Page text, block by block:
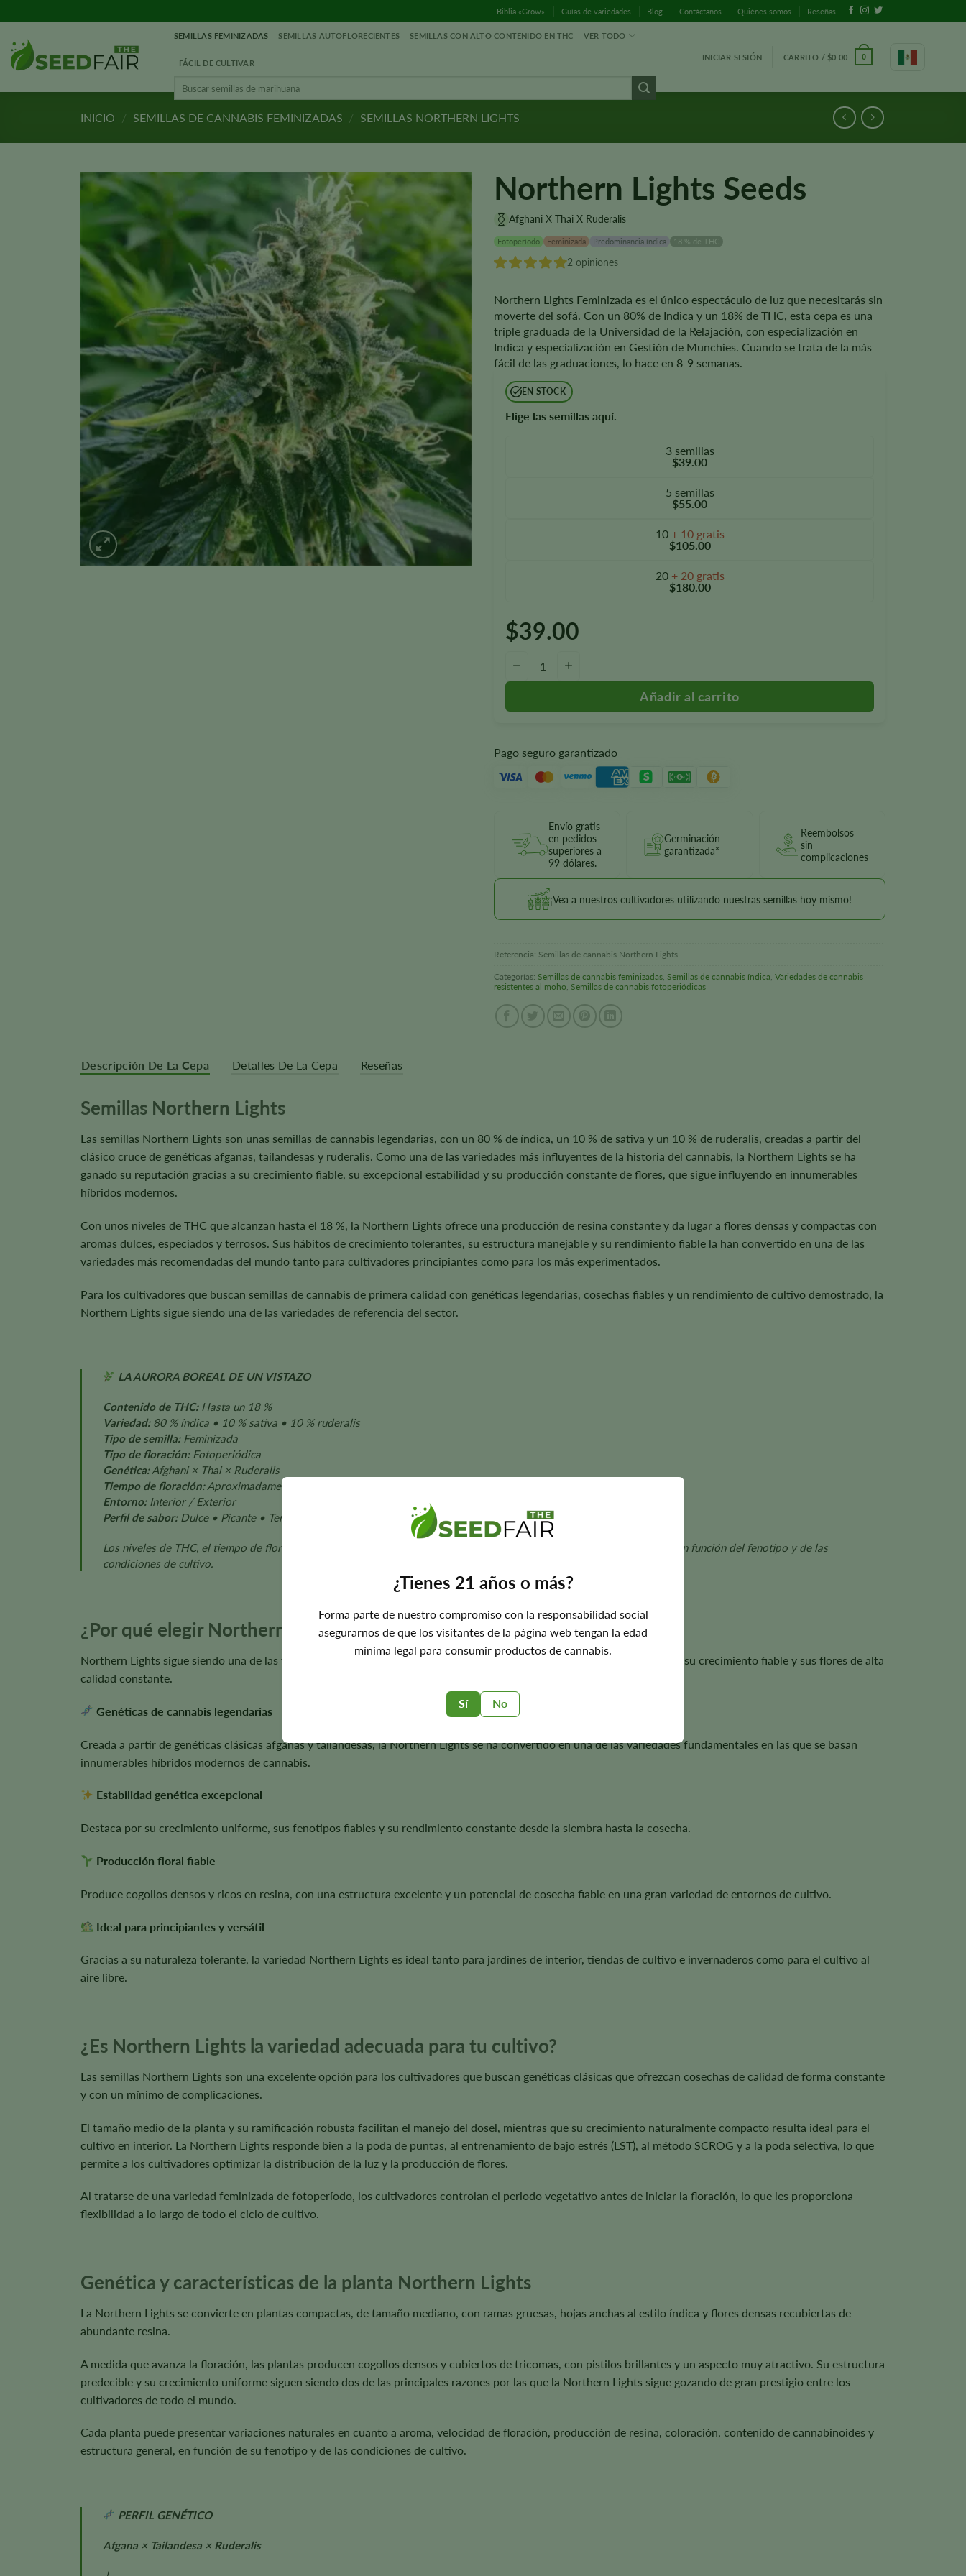
¿Tienes 21 años o más?
Forma parte de nuestro compromiso con la responsabilidad social
asegurarnos de que los visitantes de la página web tengan la edad
mínima legal para consumir productos de cannabis.
Sí No
al
contenido
Biblia «Grow» Guías de variedades Blog Contáctanos Quiénes somos Reseñas
SEMILLAS FEMINIZADAS SEMILLAS AUTOFLORECIENTES SEMILLAS CON ALTO CONTENIDO EN THC VER TODO
FÁCIL DE CULTIVAR
Buscar:
INICIAR SESIÓN CARRITO / $0.00 0
INICIO / SEMILLAS DE CANNABIS FEMINIZADAS / SEMILLAS NORTHERN LIGHTS
Northern Lights Seeds
Afghani X Thai X Ruderalis
Fotoperíodo Feminizada Predominancia índica 18 % de THC
2 opiniones
Northern Lights Feminizada es el único espectáculo de luz que necesitarás sin
moverte del sofá. Con un 80% de Indica y un 18% de THC, esta cepa es una
triple graduada de la Universidad de la Relajación, con especialización en
Indica y especialización en Gestión de Munchies. Cuando se trata de la más
fácil de las graduaciones, lo hace en 8-9 semanas.
EN STOCK
Elige las semillas aquí.
3 semillas
$39.00
5 semillas
$55.00
10 + 10 gratis
$105.00
20 + 20 gratis
$180.00
$39.00
—
Pago seguro garantizado
Envío gratis
en pedidos
superiores a
99 dólares.
Germinación
garantizada*
Reembolsos
sin
complicaciones
¡Vea a nuestros cultivadores utilizando nuestras semillas hoy mismo!
Referencia: Semillas de cannabis Northern Lights
Categorías: Semillas de cannabis feminizadas, Semillas de cannabis índica, Variedades de cannabis
resistentes al moho, Semillas de cannabis fotoperiódicas
Descripción De La Cepa Detalles De La Cepa Reseñas
Semillas Northern Lights
Las semillas Northern Lights son unas semillas de cannabis legendarias, con un 80 % de índica, un 10 % de sativa y un 10 % de ruderalis, creadas a partir del
clásico cruce de genéticas afganas, tailandesas y ruderalis. Como una de las variedades más influyentes de la historia del cannabis, la Northern Lights se ha
ganado su reputación gracias a su crecimiento fiable, su excepcional estabilidad y su producción constante de flores, que sigue influyendo en innumerables
híbridos modernos.
Con unos niveles de THC que alcanzan hasta el 18 %, la Northern Lights ofrece una producción de resina constante y da lugar a flores densas y compactas con
aromas dulces, especiados y terrosos. Sus hábitos de crecimiento tolerantes, su estructura manejable y su rendimiento fiable la han convertido en una de las
variedades más recomendadas del mundo tanto para cultivadores principiantes como para los más experimentados.
Para los cultivadores que buscan semillas de cannabis de primera calidad con genéticas legendarias, cosechas fiables y un rendimiento de cultivo demostrado, la
Northern Lights sigue siendo una de las variedades de referencia del sector.
LA AURORA BOREAL DE UN VISTAZO
Contenido de THC:Hasta un 18 %
Variedad:80 % índica • 10 % sativa • 10 % ruderalis
Tipo de semilla:Feminizada
Tipo de floración:Fotoperiódica
Genética:Afghani × Thai × Ruderalis
Tiempo de floración:Aproximadamente 8-9 semanas
Entorno:Interior / Exterior
Perfil de sabor:Dulce • Picante • Terroso
Los niveles de THC, el tiempo de floración, el aroma, el sabor, el tamaño de la planta y los rendimientos pueden variar en función del fenotipo y de las
condiciones de cultivo.
¿Por qué elegir Northern Lights Seeds?
Northern Lights sigue siendo una de las variedades más respetadas del sector del cannabis gracias a su genética estable, su crecimiento fiable y sus flores de alta
calidad constante.
Genéticas de cannabis legendarias
Creada a partir de genéticas clásicas afganas y tailandesas, la Northern Lights se ha convertido en una de las variedades fundamentales en las que se basan
innumerables híbridos modernos de cannabis.
Estabilidad genética excepcional
Destaca por su crecimiento uniforme, sus fenotipos fiables y su rendimiento constante desde la siembra hasta la cosecha.
Producción floral fiable
Produce cogollos densos y ricos en resina, con una estructura excelente y un potencial de cosecha fiable en una gran variedad de entornos de cultivo.
Ideal para principiantes y versátil
Gracias a su naturaleza tolerante, la variedad Northern Lights es ideal tanto para jardines de interior, tiendas de cultivo e invernaderos como para el cultivo al
aire libre.
¿Es Northern Lights la variedad adecuada para tu cultivo?
Las semillas Northern Lights son una excelente opción para los cultivadores que buscan genéticas clásicas que ofrezcan cosechas de calidad de forma constante
y con un mínimo de complicaciones.
El tamaño medio de la planta y su ramificación robusta facilitan el manejo del dosel, mientras que su crecimiento naturalmente compacto resulta ideal para el
cultivo en interior. La Northern Lights responde bien a la poda de puntas, al entrenamiento de bajo estrés (LST), al método SCROG y a la poda selectiva, lo que
permite a los cultivadores optimizar la distribución de la luz y la producción de flores.
Al tratarse de una variedad feminizada de fotoperíodo, los cultivadores controlan el periodo vegetativo antes de iniciar la floración, lo que les proporciona
flexibilidad a lo largo de todo el ciclo de cultivo.
Genética y características de la planta Northern Lights
La Northern Lights se convierte en plantas compactas, de tamaño mediano, con ramas gruesas, hojas anchas al estilo índica y flores densas recubiertas de
abundante resina.
A medida que avanza la floración, las plantas producen cogollos densos y cubiertos de tricomas, con pistilos brillantes y un aspecto muy atractivo. Su estructura
predecible y su crecimiento uniforme siguen siendo dos de las principales razones por las que la Northern Lights sigue gozando de gran prestigio entre los
cultivadores de todo el mundo.
Cada planta puede presentar variaciones naturales en cuanto a aroma, velocidad de floración, producción de resina, coloración, contenido de cannabinoides y
estructura general, en función de su fenotipo y de las condiciones de cultivo.
PERFIL GENÉTICO
Afgana × Tailandesa × Ruderalis